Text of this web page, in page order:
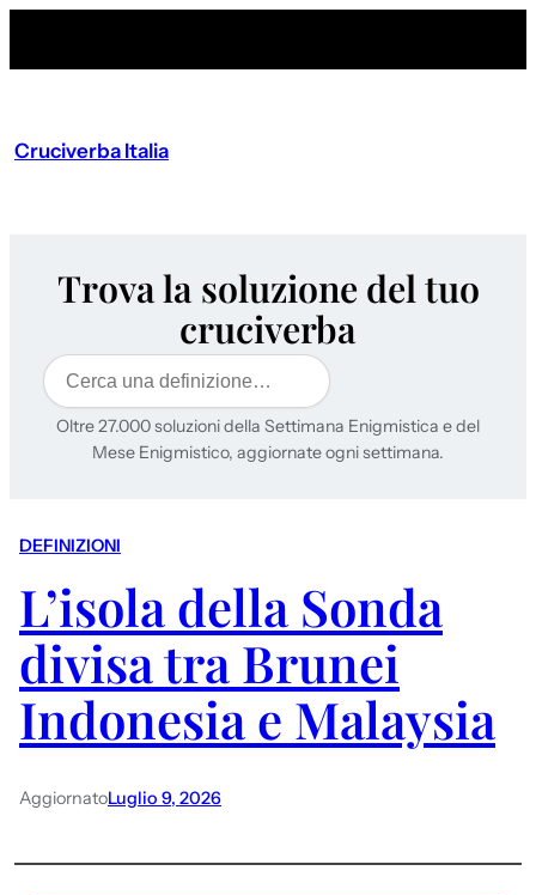
Cruciverba Italia
Trova la soluzione del tuo
cruciverba
Cerca
Oltre 27.000 soluzioni della Settimana Enigmistica e del
Mese Enigmistico, aggiornate ogni settimana.
DEFINIZIONI
L’isola della Sonda
divisa tra Brunei
Indonesia e Malaysia
AggiornatoLuglio 9, 2026